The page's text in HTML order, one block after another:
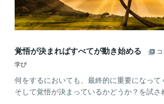
覚悟が決まればすべてが動き始める
学び
何をするにおいても、最終的に重要になって
そして覚悟が決まっているかどうか？を試さ